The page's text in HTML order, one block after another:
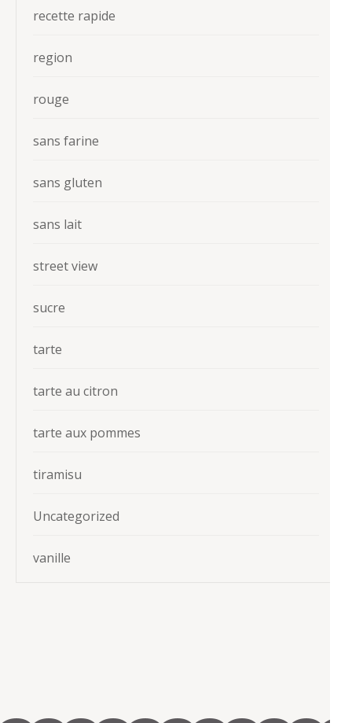
recette rapide
region
rouge
sans farine
sans gluten
sans lait
street view
sucre
tarte
tarte au citron
tarte aux pommes
tiramisu
Uncategorized
vanille